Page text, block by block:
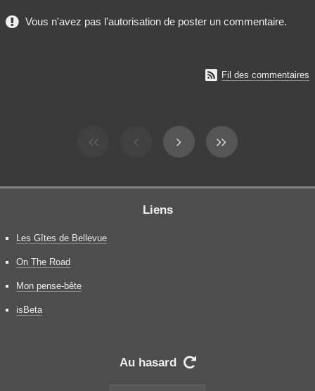
Vous n'avez pas l'autorisation de poster un commentaire.
 Fil des commentaires
Liens
Les Gîtes de Bellevue
On The Road
Mon pense-bête
isBeta
Au hasard 